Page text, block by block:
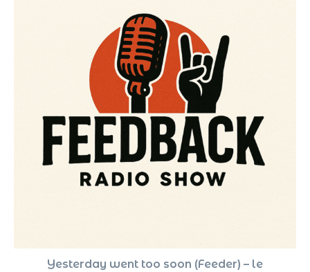
Yesterday went too soon (Feeder) – le